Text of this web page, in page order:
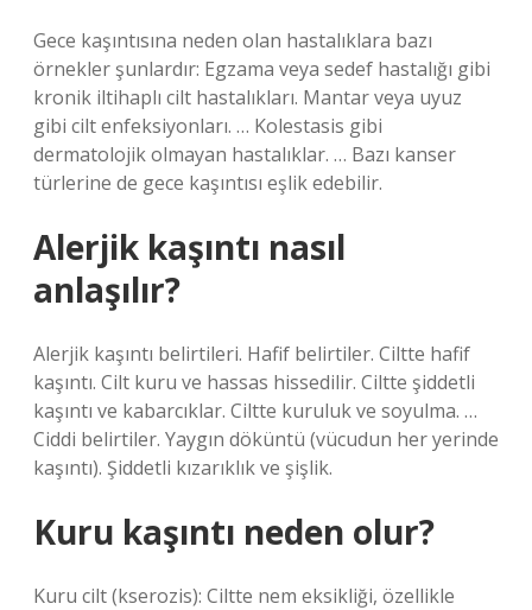
Gece kaşıntısına neden olan hastalıklara bazı
örnekler şunlardır: Egzama veya sedef hastalığı gibi
kronik iltihaplı cilt hastalıkları. Mantar veya uyuz
gibi cilt enfeksiyonları. … Kolestasis gibi
dermatolojik olmayan hastalıklar. … Bazı kanser
türlerine de gece kaşıntısı eşlik edebilir.
Alerjik kaşıntı nasıl
anlaşılır?
Alerjik kaşıntı belirtileri. Hafif belirtiler. Ciltte hafif
kaşıntı. Cilt kuru ve hassas hissedilir. Ciltte şiddetli
kaşıntı ve kabarcıklar. Ciltte kuruluk ve soyulma. …
Ciddi belirtiler. Yaygın döküntü (vücudun her yerinde
kaşıntı). Şiddetli kızarıklık ve şişlik.
Kuru kaşıntı neden olur?
Kuru cilt (kserozis): Ciltte nem eksikliği, özellikle